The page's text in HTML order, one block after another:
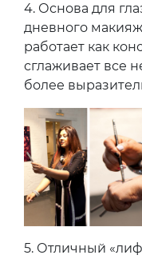
4. Основа для
дневного
работает как
сглаживает все
более
5. Отличный